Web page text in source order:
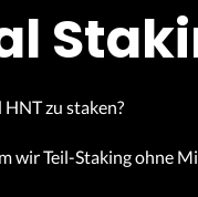
zu staken?
wir Teil-Staking ohne